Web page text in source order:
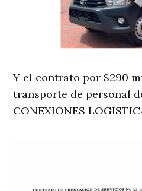
Y el contrato por $290
transporte de personal
CONEXIONES